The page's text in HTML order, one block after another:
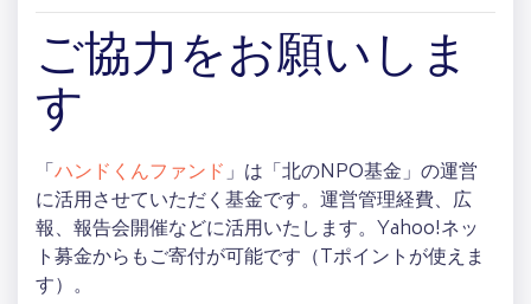
ご協力をお願いしま
す
「ハンドくんファンド」は「北のNPO基金」の運営
に活用させていただく基金です。運営管理経費、広
報、報告会開催などに活用いたします。Yahoo!ネッ
ト募金からもご寄付が可能です（Tポイントが使えま
す）。